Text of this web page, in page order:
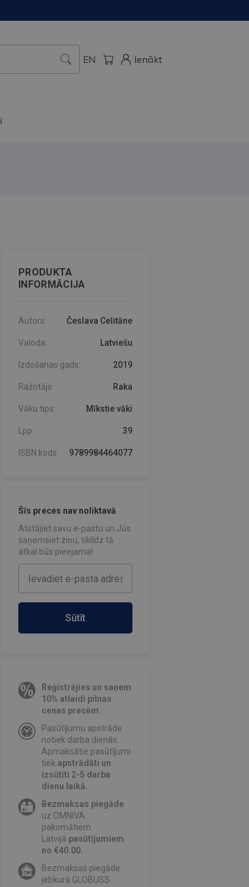
EN Ienākt
PRODUKTA
INFORMĀCIJA
Autors: Česlava Celitāne
Valoda: Latviešu
Izdošanas gads: 2019
Ražotājs: Raka
Vāku tips: Mīkstie vāki
Lpp.: 39
ISBN kods: 9789984464077
Šīs preces nav noliktavā
Atstājiet savu e-pastu un Jūs
saņemsiet ziņu, tiklīdz tā
atkal būs pieejama!
Sūtīt
Reģistrējies un saņem
10% atlaidi pilnas
cenas precēm.
Pasūtījumu apstrāde
notiek darba dienās.
Apmaksātie pasūtījumi
tiekapstrādāti un
izsūtīti 2-5 darba
dienu laikā.
Bezmaksas piegāde
uz OMNIVA
pakomātiem
Latvijā pasūtījumiem
no €40.00.
Bezmaksas piegāde
jebkurā GLOBUSS